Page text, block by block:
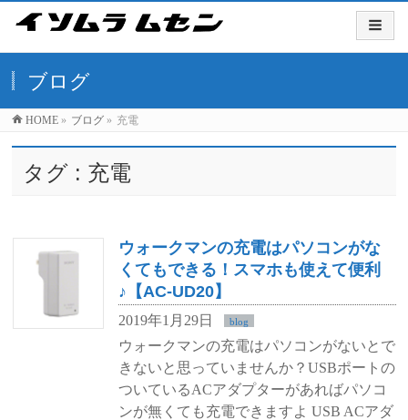
ブログ
HOME » ブログ » 充電
タグ : 充電
ウォークマンの充電はパソコンがな
くてもできる！スマホも使えて便利
♪【AC-UD20】
2019年1月29日 blog
ウォークマンの充電はパソコンがないとで
きないと思っていませんか？USBポートの
ついているACアダプターがあればパソコ
ンが無くても充電できますよ USB ACアダ